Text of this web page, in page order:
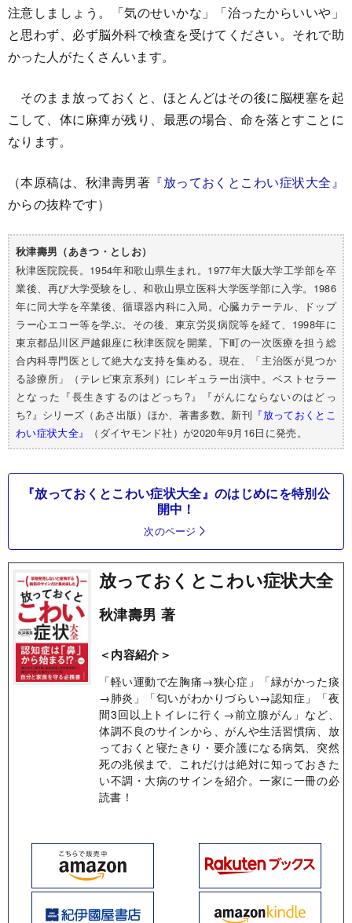
注意しましょう。「気のせいかな」「治ったからいいや」
と思わず、必ず脳外科で検査を受けてください。それで助
かった人がたくさんいます。
そのまま放っておくと、ほとんどはその後に脳梗塞を起
こして、体に麻痺が残り、最悪の場合、命を落とすことに
なります。
（本原稿は、秋津壽男著 『放っておくとこわい症状大全』
からの抜粋です）
秋津壽男（あきつ・としお）
秋津医院院長。1954年和歌山県生まれ。1977年大阪大学工学部を卒
業後、再び大学受験をし、和歌山県立医科大学医学部に入学。1986
年に同大学を卒業後、循環器内科に入局。心臓カテーテル、ドップ
ラー心エコー等を学ぶ。その後、東京労災病院等を経て、1998年に
東京都品川区戸越銀座に秋津医院を開業。下町の一次医療を担う総
合内科専門医として絶大な支持を集める。現在、「主治医が見つか
る診療所」（テレビ東京系列）にレギュラー出演中。ベストセラー
となった『長生きするのはどっち?』『がんにならないのはどっ
ち?』シリーズ（あさ出版）ほか、著書多数。新刊 『放っておくとこ
わい症状大全』
（ダイヤモンド社）が2020年9月16日に発売。
『放っておくとこわい症状大全』のはじめにを特別公
開中！
次のページ
放っておくとこわい症状大全
秋津壽男 著
＜内容紹介＞
「軽い運動で左胸痛→狭心症」「緑がかった痰
→肺炎」「匂いがわかりづらい→認知症」「夜
間3回以上トイレに行く→前立腺がん」など、
体調不良のサインから、がんや生活習慣病、放
っておくと寝たきり・要介護になる病気、突然
死の兆候まで、これだけは絶対に知っておきた
い不調・大病のサインを紹介。一家に一冊の必
読書！